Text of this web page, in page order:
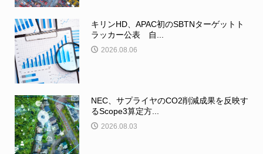
キリンHD、APAC初のSBTNターゲットト
ラッカー公表 自...
2026.08.06
NEC、サプライヤのCO2削減成果を反映す
るScope3算定方...
2026.08.03